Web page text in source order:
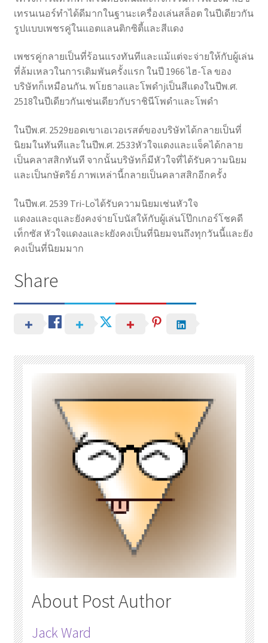
เทรนเนอร์ทําได้ดีมากในฐานะเครื่องเล่นสล็อต ในปีเดียวกัน
รูปแบบเพชรคู่ในแอตแลนติกซิตี้และสีแดง
เพชรคู่กลายเป็นที่ร้อนแรงทันทีและแม้แต่จะจ่ายให้กับผู้เล่น
ที่ล้มเหลวในการเดิมพันครั้งแรก ในปี 1966 ไฮ-โล ของ
บริษัทก็เหมือนกัน. พโยธาaและโพดําjเป็นสีแดงในปีพ.ศ.
2518ในปีเดียวกันเช่นเดียวกับราชินีโพดําและโพดํา
ในปีพ.ศ. 2529ยอดเขาเอเวอเรสต์ของบริษัทได้กลายเป็นที่
นิยมในทันทีและในปีพ.ศ. 2533หัวใจแดงและแจ็คได้กลาย
เป็นคลาสสิกทันที จากนั้นบริษัทก็มีหัวใจที่ได้รับความนิยม
และเป็นกษัตริย์ ภาพเหล่านี้กลายเป็นคลาสสิกอีกครั้ง
ในปีพ.ศ. 2539 Tri-Loได้รับความนิยมเช่นหัวใจ
แดงaและqและยังคงจ่ายโบนัสให้กับผู้เล่นโป๊กเกอร์โชคดี
เท็กซัส หัวใจแดงaและkยังคงเป็นที่นิยมจนถึงทุกวันนี้และยัง
คงเป็นที่นิยมมาก
Share
About Post Author
Jack Ward